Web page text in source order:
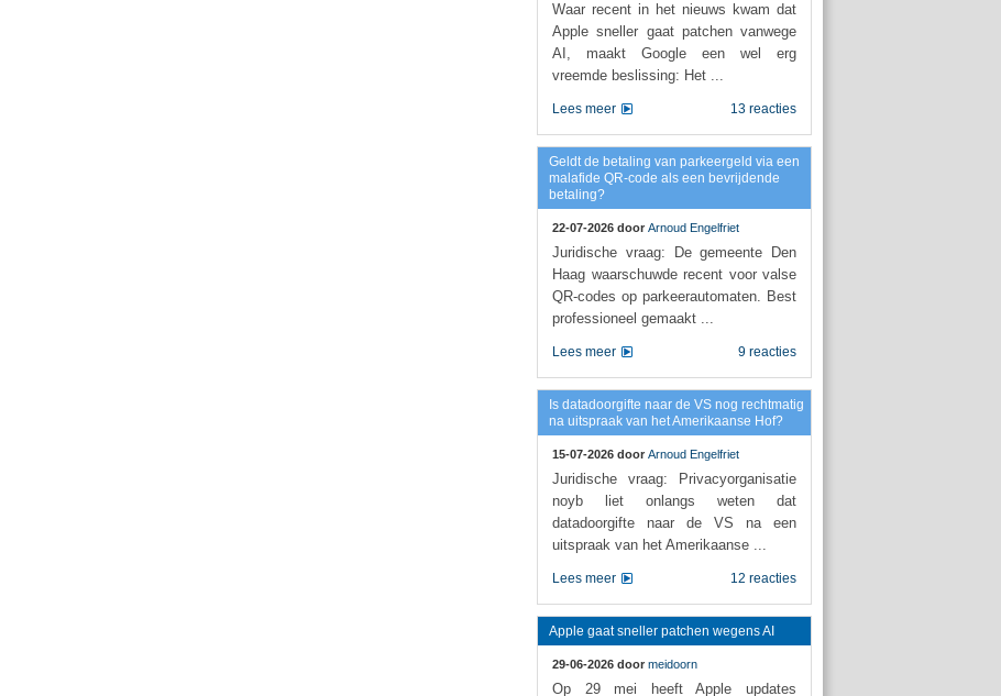
Waar recent in het nieuws kwam dat
Apple sneller gaat patchen vanwege
AI, maakt Google een wel erg
vreemde beslissing: Het ...
13 reacties
Lees meer
Geldt de betaling van parkeergeld via een
malafide QR-code als een bevrijdende
betaling?
22-07-2026 door Arnoud Engelfriet
Juridische vraag: De gemeente Den
Haag waarschuwde recent voor valse
QR-codes op parkeerautomaten. Best
professioneel gemaakt ...
9 reacties
Lees meer
Is datadoorgifte naar de VS nog rechtmatig
na uitspraak van het Amerikaanse Hof?
15-07-2026 door Arnoud Engelfriet
Juridische vraag: Privacyorganisatie
noyb liet onlangs weten dat
datadoorgifte naar de VS na een
uitspraak van het Amerikaanse ...
12 reacties
Lees meer
Apple gaat sneller patchen wegens AI
29-06-2026 door meidoorn
Op 29 mei heeft Apple updates